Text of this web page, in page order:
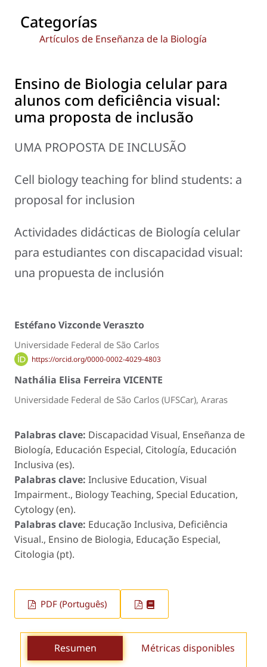
Categorías
Artículos de Enseñanza de la Biología
Ensino de Biologia celular para
alunos com deficiência visual:
uma proposta de inclusão
UMA PROPOSTA DE INCLUSÃO
Cell biology teaching for blind students: a
proposal for inclusion
Actividades didácticas de Biología celular
para estudiantes con discapacidad visual:
una propuesta de inclusión
Estéfano Vizconde Veraszto
Universidade Federal de São Carlos
https://orcid.org/0000-0002-4029-4803
Nathália Elisa Ferreira VICENTE
Universidade Federal de São Carlos (UFSCar), Araras
Palabras clave: Discapacidad Visual, Enseñanza de
Biología, Educación Especial, Citología, Educación
Inclusiva (es).
Palabras clave: Inclusive Education, Visual
Impairment., Biology Teaching, Special Education,
Cytology (en).
Palabras clave: Educação Inclusiva, Deficiência
Visual., Ensino de Biologia, Educação Especial,
Citologia (pt).
PDF (Português)
Resumen Métricas disponibles